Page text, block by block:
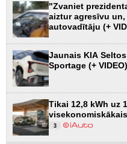
"Zvaniet
aiztur agresīvu
autovadītāju (+
Jaunais KIA
Sportage (+ VIDEO)
Tikai 12,8 kWh uz
3